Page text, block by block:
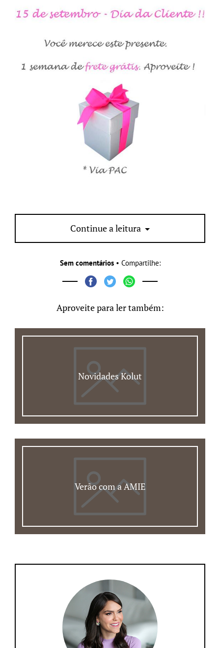
www.kolut.com.br
Continue a leitura
Sem comentários• Compartilhe:
Aproveite para ler também:
Novidades Kolut
Verão com a AMIE